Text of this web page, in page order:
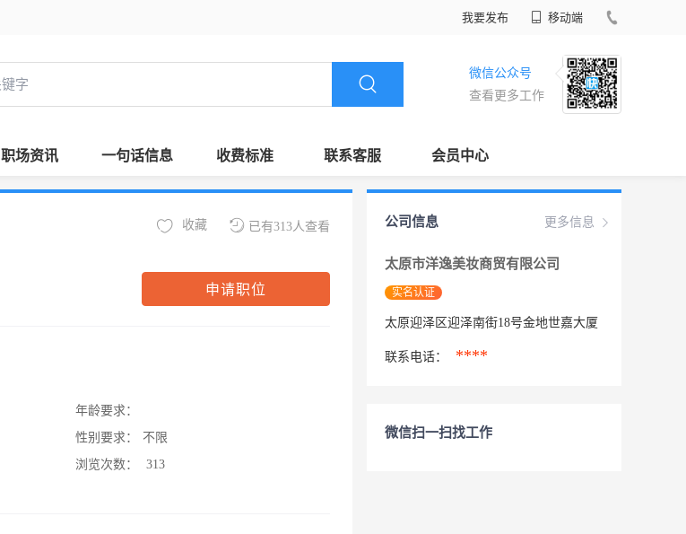
我要发布 移动端
微信公众号
查看更多工作
职场资讯 一句话信息 收费标准 联系客服 会员中心
已有313人查看
收藏
申请职位
年龄要求：
性别要求：
不限
浏览次数：
313
更多信息
公司信息
太原市洋逸美妆商贸有限公司
实名认证
太原迎泽区迎泽南街18号金地世嘉大厦
联系电话： ****
微信扫一扫找工作